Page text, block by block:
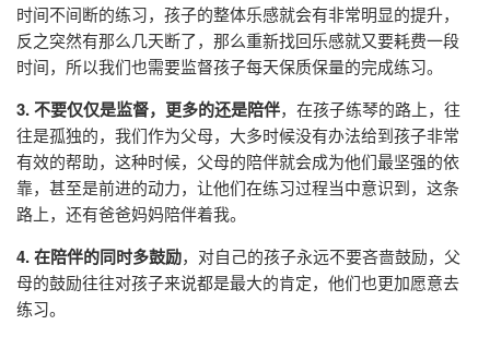
时间不间断的练习，孩子的整体乐感就会有非常明显的提升，
反之突然有那么几天断了，那么重新找回乐感就又要耗费一段
时间，所以我们也需要监督孩子每天保质保量的完成练习。
3. 不要仅仅是监督，更多的还是陪伴，在孩子练琴的路上，往
往是孤独的，我们作为父母，大多时候没有办法给到孩子非常
有效的帮助，这种时候，父母的陪伴就会成为他们最坚强的依
靠，甚至是前进的动力，让他们在练习过程当中意识到，这条
路上，还有爸爸妈妈陪伴着我。
4. 在陪伴的同时多鼓励，对自己的孩子永远不要吝啬鼓励，父
母的鼓励往往对孩子来说都是最大的肯定，他们也更加愿意去
练习。